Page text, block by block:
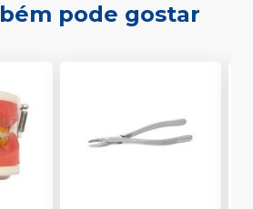
pode gostar